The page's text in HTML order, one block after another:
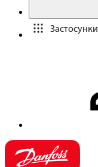
Застосунки